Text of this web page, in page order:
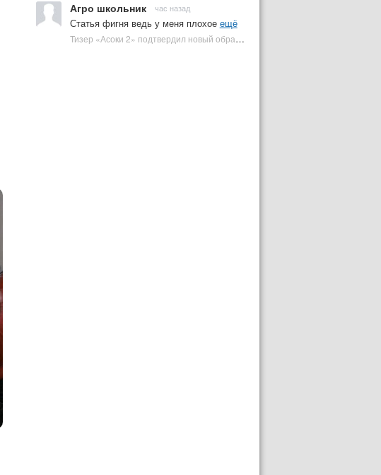
Агро школьник час назад
Статья фигня ведь у меня плохое ещё
Тизер «Асоки 2» подтвердил новый образ Энакина Скайуокера | Plugged In Ru